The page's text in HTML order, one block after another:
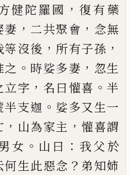
健陀羅國 ， 復有藥
妻 ， 二共聚會 ， 念無
等沒後 ， 所有子孫 ，
之 。 時娑多妻 ， 忽生
立字 ， 名曰懽喜 。 半
半支迦 。 娑多又生一
， 山為家主 ， 懽喜謂
女 。 山曰 ： 我父於
何生此惡念 ？ 弟知姉